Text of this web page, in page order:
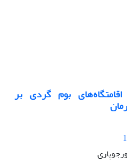
بوم گردی بر